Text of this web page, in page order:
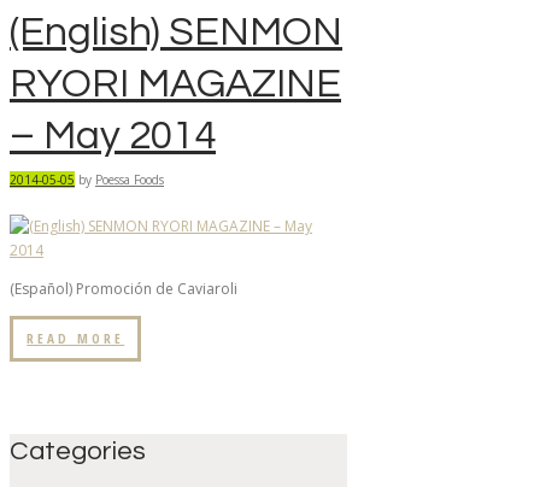
(English) SENMON
RYORI MAGAZINE
– May 2014
2014-05-05 by Poessa Foods
(Español) Promoción de Caviaroli
READ MORE
Categories